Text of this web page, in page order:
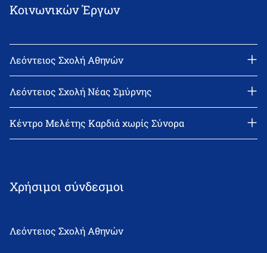
Κοινωνικών Έργων
Λεόντειος Σχολή Αθηνών
email: l_leonin@leonteiosedu.gr
Λεόντειος Σχολή Νέας Σμύρνης
email: info@leonteiosns.gr
Κέντρο Μελέτης Καρδιά χωρίς Σύνορα
Χρήσιμοι σύνδεσμοι
Λεόντειος Σχολή Αθηνών